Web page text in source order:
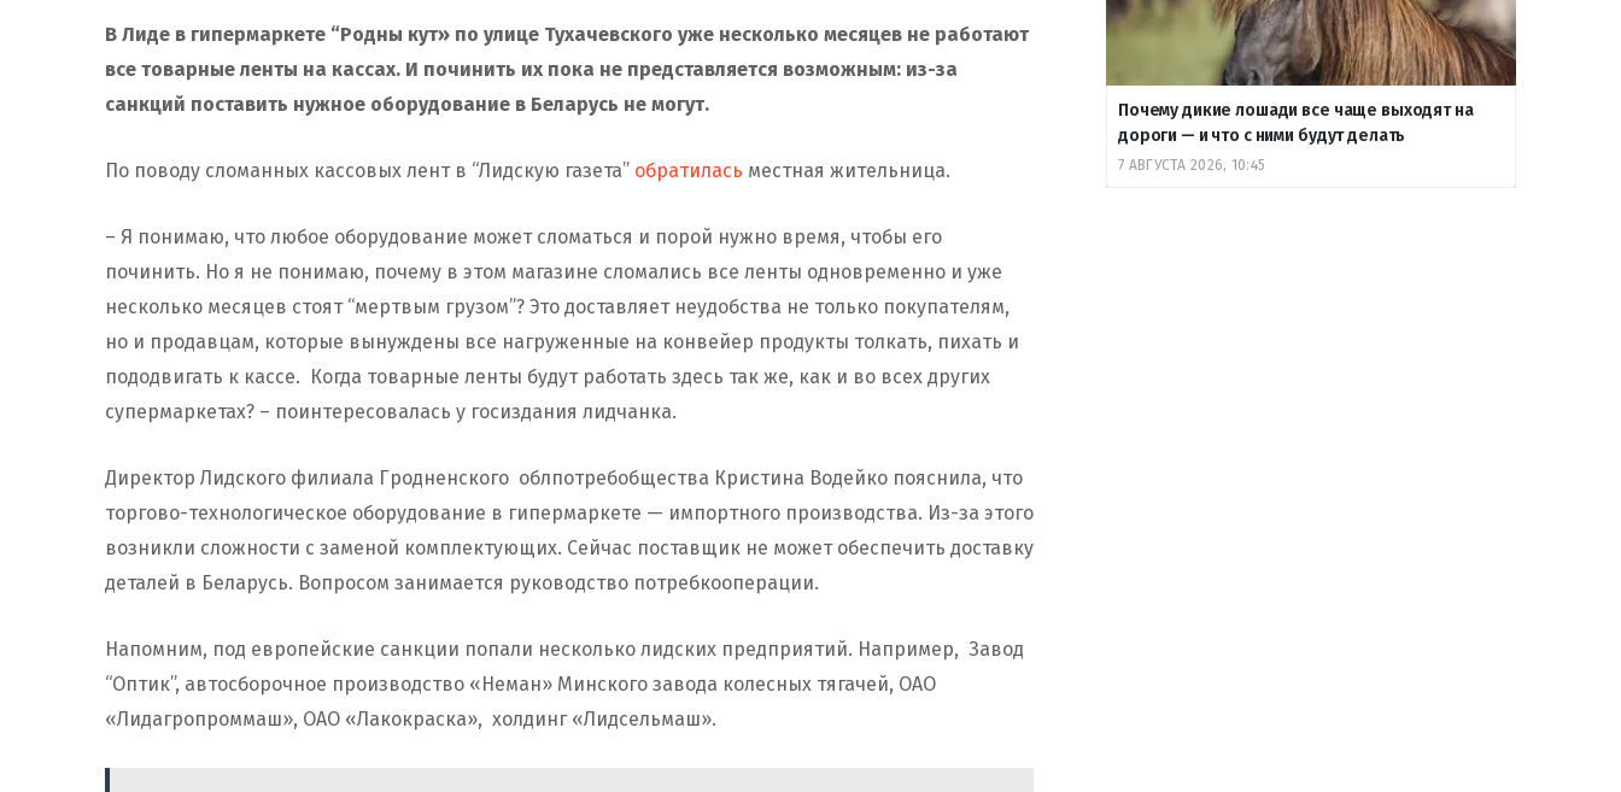
В Лиде в гипермаркете “Родны кут» по улице Тухачевского уже несколько месяцев не работают
все товарные ленты на кассах. И починить их пока не представляется возможным: из-за
санкций поставить нужное оборудование в Беларусь не могут.
По поводу сломанных кассовых лент в “Лидскую газета” обратилась местная жительница.
– Я понимаю, что любое оборудование может сломаться и порой нужно время, чтобы его
починить. Но я не понимаю, почему в этом магазине сломались все ленты одновременно и уже
несколько месяцев стоят “мертвым грузом”? Это доставляет неудобства не только покупателям,
но и продавцам, которые вынуждены все нагруженные на конвейер продукты толкать, пихать и
пододвигать к кассе. Когда товарные ленты будут работать здесь так же, как и во всех других
супермаркетах? – поинтересовалась у госиздания лидчанка.
Директор Лидского филиала Гродненского облпотребобщества Кристина Водейко пояснила, что
торгово-технологическое оборудование в гипермаркете — импортного производства. Из-за этого
возникли сложности с заменой комплектующих. Сейчас поставщик не может обеспечить доставку
деталей в Беларусь. Вопросом занимается руководство потребкооперации.
Напомним, под европейские санкции попали несколько лидских предприятий. Например, Завод
“Оптик”, автосборочное производство «Неман» Минского завода колесных тягачей, ОАО
«Лидагропроммаш», ОАО «Лакокраска», холдинг «Лидсельмаш».
Почему дикие лошади все чаще выходят на
дороги — и что с ними будут делать
7 АВГУСТА 2026, 10:45